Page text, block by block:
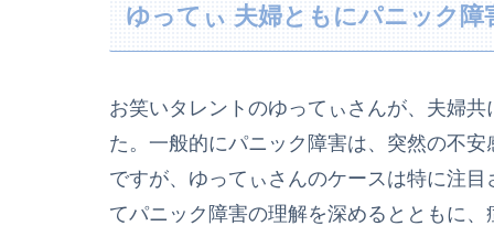
ゆってぃ 夫婦ともにパニック障
お笑いタレントのゆってぃさんが、夫婦
た。一般的にパニック障害は、突然の不
ですが、ゆってぃさんのケースは特に注
てパニック障害の理解を深めるとともに